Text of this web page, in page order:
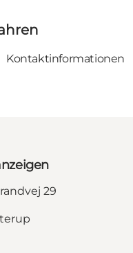
Kontaktinformationen
29